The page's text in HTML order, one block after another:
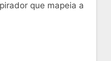
que mapeia a